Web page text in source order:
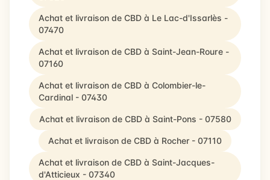
Achat et livraison de CBD à Le Lac-d'Issarlès -
07470
Achat et livraison de CBD à Saint-Jean-Roure -
07160
Achat et livraison de CBD à Colombier-le-
Cardinal - 07430
Achat et livraison de CBD à Saint-Pons - 07580
Achat et livraison de CBD à Rocher - 07110
Achat et livraison de CBD à Saint-Jacques-
d'Atticieux - 07340